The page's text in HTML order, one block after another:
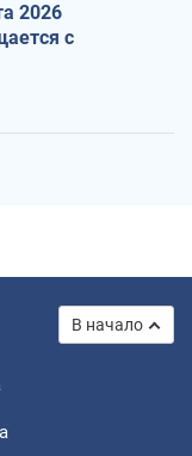
2026
с
В начало